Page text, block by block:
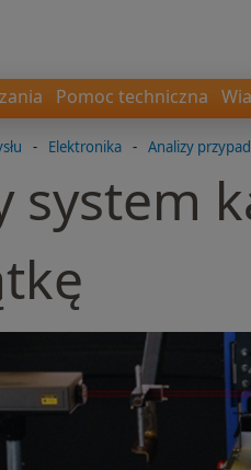
Pomoc techniczna
- Elektronika - Analizy
system